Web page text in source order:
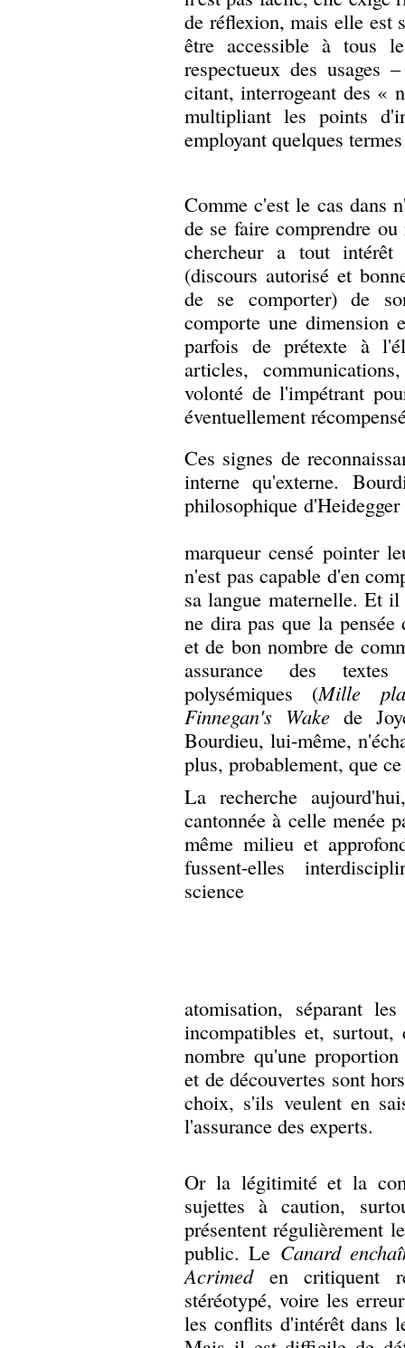
de réflexion, mais elle est
être accessible à tous
respectueux des usages
citant, interrogeant des «
multipliant les points
employant quelques
Comme c'est le cas dans
de se faire comprendre
chercheur a tout
(discours autorisé et
de se comporter) de
comporte une dimension
parfois de prétexte à
articles,
volonté de l'impétrant
éventuellement
Ces signes de
interne qu'externe.
philosophique
marqueur censé pointer
n'est pas capable d'en
sa langue maternelle. Et
ne dira pas que la
et de bon nombre de
assurance des textes
polysémiques (Mille
Finnegan's Wakede
Bourdieu, lui-même,
plus, probablement, que
La recherche
cantonnée à celle menée
même milieu et
fussent-elles
science
atomisation, séparant
incompatibles et, surtout,
nombre qu'une
et de découvertes sont
choix, s'ils veulent en
l'assurance des experts.
Or la légitimité et la
sujettes à caution,
présentent régulièrement
public. Le Canard
Acrimeden critiquent
stéréotypé, voire les
les conflits d'intérêt dans